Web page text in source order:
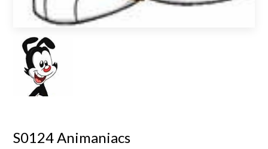
S0124 Animaniacs